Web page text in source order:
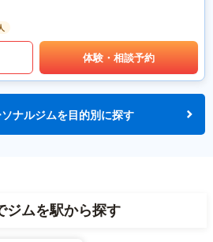
体験・相談予約
ナルジムを目的別に探す
ジムを駅から探す